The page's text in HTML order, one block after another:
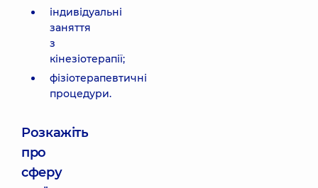
індивідуальні
заняття
з
кінезіотерапії;
фізіотерапевтичні
процедури.
Розкажіть
про
сферу